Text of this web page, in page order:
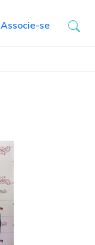
Associe-se